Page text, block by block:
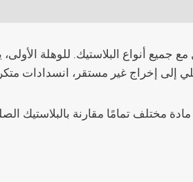
أنواع البلاستيك. للوهلة
إلى إخراج غير مستقر، انسدادات